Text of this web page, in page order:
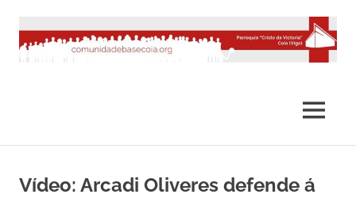
contenido
MENÚ
Vídeo: Arcadi Oliveres defende á